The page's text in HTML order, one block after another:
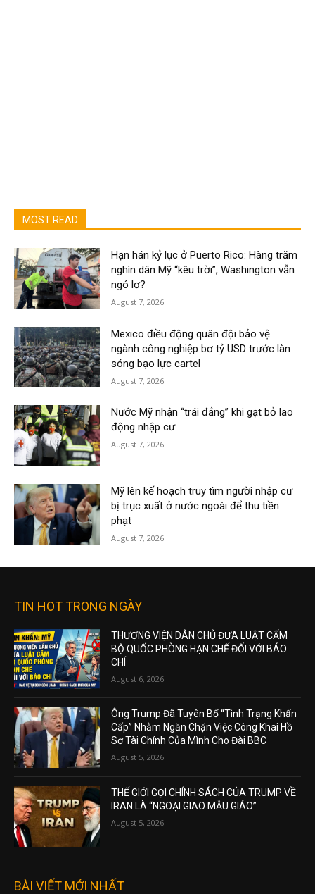
MOST READ
Hạn hán kỷ lục ở Puerto Rico: Hàng trăm
nghìn dân Mỹ “kêu trời”, Washington vẫn
ngó lơ?
August 7, 2026
Mexico điều động quân đội bảo vệ
ngành công nghiệp bơ tỷ USD trước làn
sóng bạo lực cartel
August 7, 2026
Nước Mỹ nhận “trái đắng” khi gạt bỏ lao
động nhập cư
August 7, 2026
Mỹ lên kế hoạch truy tìm người nhập cư
bị trục xuất ở nước ngoài để thu tiền
phạt
August 7, 2026
TIN HOT TRONG NGÀY
THƯỢNG VIỆN DÂN CHỦ ĐƯA LUẬT CẤM
BỘ QUỐC PHÒNG HẠN CHẾ ĐỐI VỚI BÁO
CHÍ
August 6, 2026
Ông Trump Đã Tuyên Bố “Tình Trạng Khẩn
Cấp” Nhằm Ngăn Chặn Việc Công Khai Hồ
Sơ Tài Chính Của Mình Cho Đài BBC
August 5, 2026
THẾ GIỚI GỌI CHÍNH SÁCH CỦA TRUMP VỀ
IRAN LÀ “NGOẠI GIAO MẪU GIÁO”
August 5, 2026
BÀI VIẾT MỚI NHẤT